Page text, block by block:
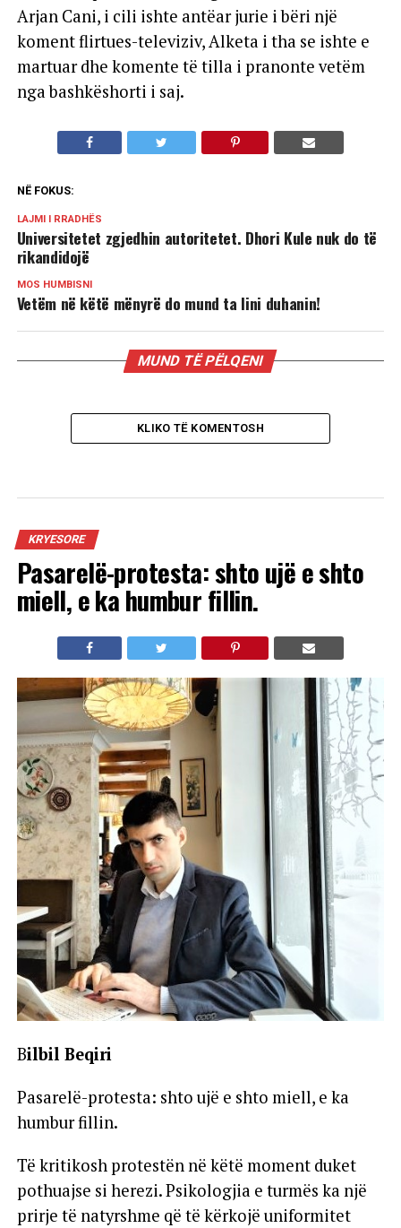
Arjan Cani, i cili ishte antëar jurie i bëri një
koment flirtues-televiziv, Alketa i tha se ishte e
martuar dhe komente të tilla i pranonte vetëm
nga bashkëshorti i saj.
NË FOKUS:
LAJMI I RRADHËS
Universitetet zgjedhin autoritetet. Dhori Kule nuk do të
rikandidojë
MOS HUMBISNI
Vetëm në këtë mënyrë do mund ta lini duhanin!
MUND TË PËLQENI
KLIKO TË KOMENTOSH
KRYESORE
Pasarelë-protesta: shto ujë e shto
miell, e ka humbur fillin.
Bilbil Beqiri
Pasarelë-protesta: shto ujë e shto miell, e ka
humbur fillin.
Të kritikosh protestën në këtë moment duket
pothuajse si herezi. Psikologjia e turmës ka një
prirje të natyrshme që të kërkojë uniformitet